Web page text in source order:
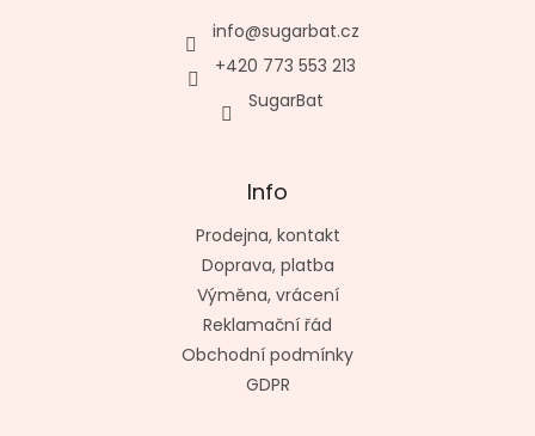
info@sugarbat.cz
+420 773 553 213
SugarBat
Info
Prodejna, kontakt
Doprava, platba
Výměna, vrácení
Reklamační řád
Obchodní podmínky
GDPR